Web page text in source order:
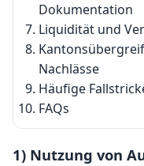
Dokumentation
Liquidität und
Nachlässe
Häufige
FAQs
1) Nutzung von